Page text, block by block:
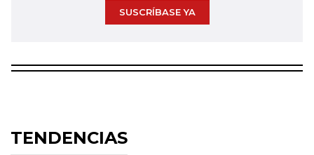
SUSCRÍBASE YA
TENDENCIAS